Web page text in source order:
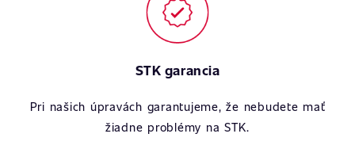
STK garancia
Pri našich úpravách garantujeme, že nebudete mať
žiadne problémy na STK.